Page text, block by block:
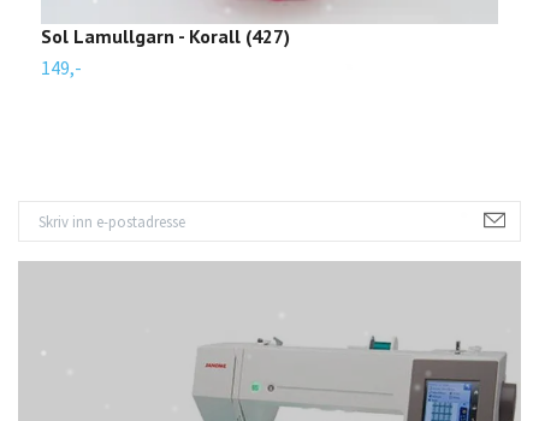
Sol Lamullgarn - Korall (427)
149,-